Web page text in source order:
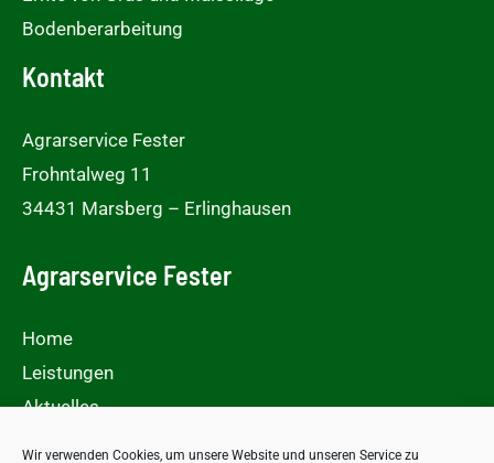
Wir verwenden Cookies, um unsere Website und unseren Service zu
Bodenberarbeitung
Kontakt
Agrarservice Fester
Frohntalweg 11
34431 Marsberg – Erlinghausen
Agrarservice Fester
Home
Leistungen
Aktuelles